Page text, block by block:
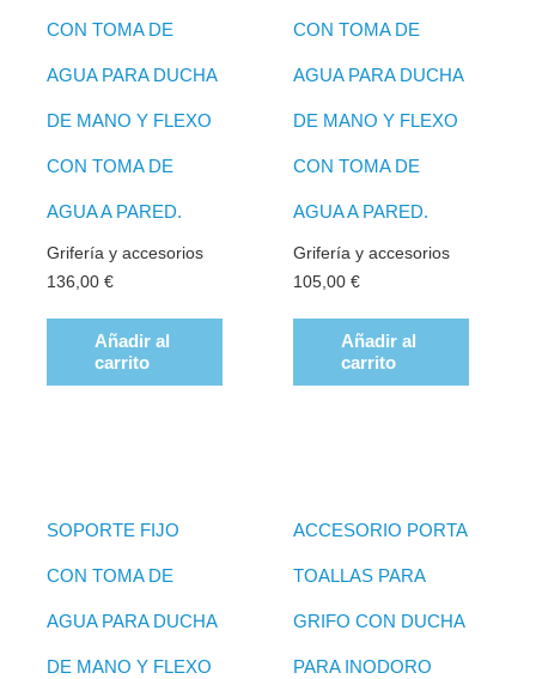
CON TOMA DE
AGUA PARA DUCHA
DE MANO Y FLEXO
CON TOMA DE
AGUA A PARED.
Grifería y accesorios
136,00€
Añadir al
carrito
CON TOMA DE
AGUA PARA DUCHA
DE MANO Y FLEXO
CON TOMA DE
AGUA A PARED.
Grifería y accesorios
105,00 €
Añadir al
carrito
SOPORTE FIJO
CON TOMA DE
AGUA PARA DUCHA
DE MANO Y FLEXO
ACCESORIO PORTA
TOALLAS PARA
GRIFO CON DUCHA
PARA INODORO